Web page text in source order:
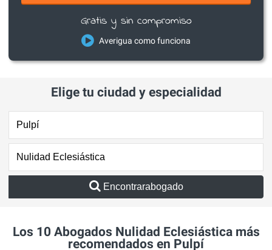
Gratis y sin compromiso
Averigua como funciona
Elige tu ciudad y especialidad
Encontrarabogado
Los 10 Abogados Nulidad Eclesiástica más
recomendados en Pulpí